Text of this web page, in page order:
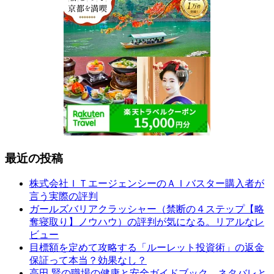
最近の投稿
株式会社ＩＴエージェンシーのＡＩバスター購入者が
言う実際の評判
ガールズバリアクラッシャー（禁断の４ステップ【略
奪寝取り】ノウハウ）の評判が気になる。リアルなレ
ビュー
目標額を定めて攻略する「ルーレット投資術」の返金
保証って本当？効果なし？